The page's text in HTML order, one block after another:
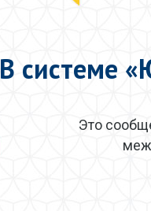
В системе
Это